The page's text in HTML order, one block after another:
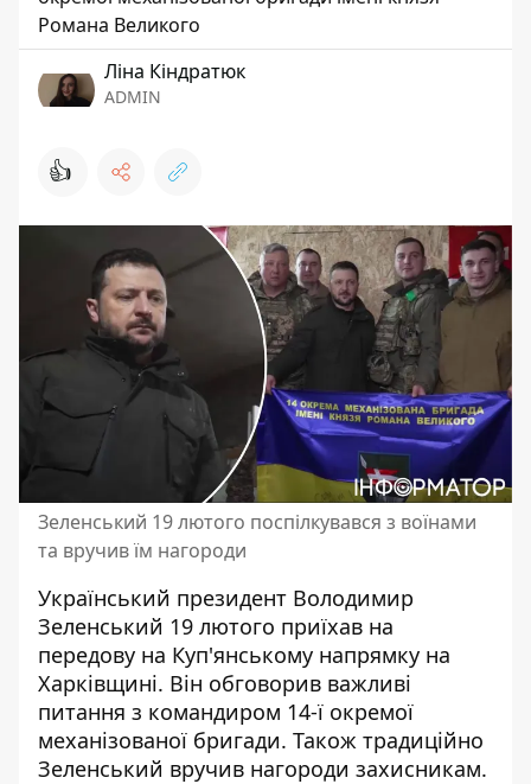
Романа Великого
Ліна Кіндратюк
ADMIN
👍
Зеленський 19 лютого поспілкувався з воїнами
та вручив їм нагороди
Український президент Володимир
Зеленський 19 лютого приїхав на
передову на Куп'янському напрямку на
Харківщині. Він обговорив важливі
питання з командиром 14-ї окремої
механізованої бригади. Також традиційно
Зеленський вручив нагороди захисникам.